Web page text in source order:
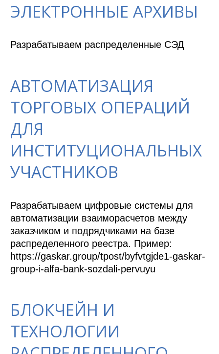
ЭЛЕКТРОННЫЕ АРХИВЫ
Разрабатываем распределенные СЭД
АВТОМАТИЗАЦИЯ
ТОРГОВЫХ ОПЕРАЦИЙ
ДЛЯ
ИНСТИТУЦИОНАЛЬНЫХ
УЧАСТНИКОВ
Разрабатываем цифровые системы для
автоматизации взаиморасчетов между
заказчиком и подрядчиками на базе
распределенного реестра. Пример:
https://gaskar.group/tpost/byfvtgjde1-gaskar-
group-i-alfa-bank-sozdali-pervuyu
БЛОКЧЕЙН И
ТЕХНОЛОГИИ